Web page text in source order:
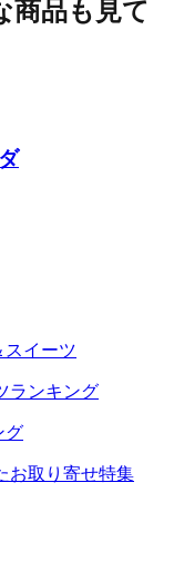
商品も見て
スイーツ
ランキング
グ
お取り寄せ特集